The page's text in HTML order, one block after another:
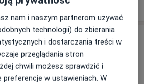
online
Umów wizytę
nam i naszym partnerom używać
technologii) do zbierania
i dostarczania treści w
przeglądania stron
chwili możesz sprawdzić i
w ustawieniach. W